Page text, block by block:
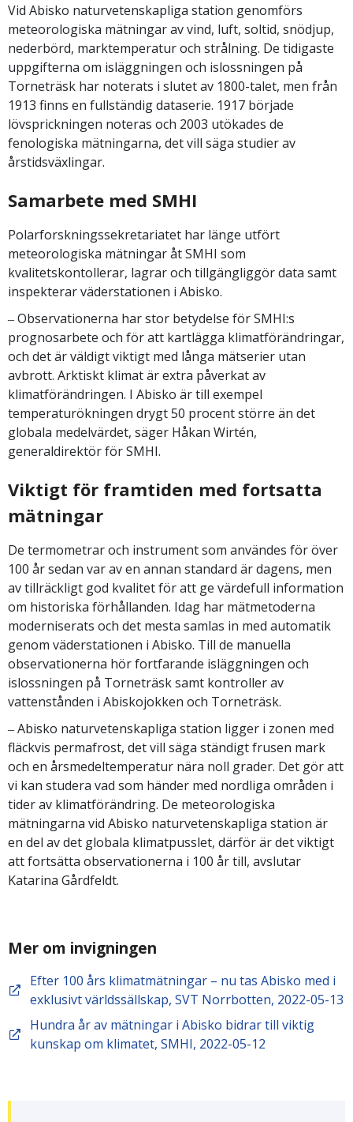
Vid Abisko naturvetenskapliga station genomförs
meteorologiska mätningar av vind, luft, soltid, snödjup,
nederbörd, marktemperatur och strålning. De tidigaste
uppgifterna om isläggningen och islossningen på
Torneträsk har noterats i slutet av 1800-talet, men från
1913 finns en fullständig dataserie. 1917 började
lövsprickningen noteras och 2003 utökades de
fenologiska mätningarna, det vill säga studier av
årstidsväxlingar.
Samarbete med SMHI
Polarforskningssekretariatet har länge utfört
meteorologiska mätningar åt SMHI som
kvalitetskontollerar, lagrar och tillgängliggör data samt
inspekterar väderstationen i Abisko.
‒ Observationerna har stor betydelse för SMHI:s
prognosarbete och för att kartlägga klimatförändringar,
och det är väldigt viktigt med långa mätserier utan
avbrott. Arktiskt klimat är extra påverkat av
klimatförändringen. I Abisko är till exempel
temperaturökningen drygt 50 procent större än det
globala medelvärdet, säger Håkan Wirtén,
generaldirektör för SMHI.
Viktigt för framtiden med fortsatta
mätningar
De termometrar och instrument som användes för över
100 år sedan var av en annan standard är dagens, men
av tillräckligt god kvalitet för att ge värdefull information
om historiska förhållanden. Idag har mätmetoderna
moderniserats och det mesta samlas in med automatik
genom väderstationen i Abisko. Till de manuella
observationerna hör fortfarande isläggningen och
islossningen på Torneträsk samt kontroller av
vattenstånden i Abiskojokken och Torneträsk.
‒ Abisko naturvetenskapliga station ligger i zonen med
fläckvis permafrost, det vill säga ständigt frusen mark
och en årsmedeltemperatur nära noll grader. Det gör att
vi kan studera vad som händer med nordliga områden i
tider av klimatförändring. De meteorologiska
mätningarna vid Abisko naturvetenskapliga station är
en del av det globala klimatpusslet, därför är det viktigt
att fortsätta observationerna i 100 år till, avslutar
Katarina Gårdfeldt.
Mer om invigningen
Efter 100 års klimatmätningar – nu tas Abisko med i
exklusivt världssällskap, SVT Norrbotten, 2022-05-13
Hundra år av mätningar i Abisko bidrar till viktig
kunskap om klimatet, SMHI, 2022-05-12